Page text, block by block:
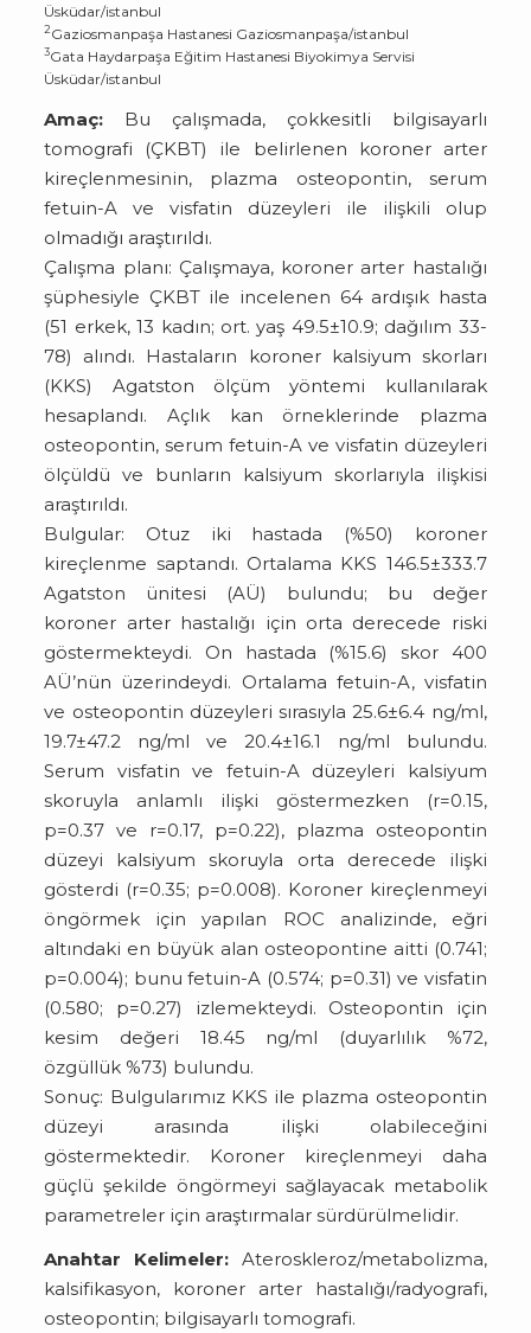
Üsküdar/istanbul
2Gaziosmanpaşa Hastanesi Gaziosmanpaşa/istanbul
3Gata Haydarpaşa Eğitim Hastanesi Biyokimya Servisi
Üsküdar/istanbul
Amaç: Bu çalışmada, çokkesitli bilgisayarlı
tomografi (ÇKBT) ile belirlenen koroner arter
kireçlenmesinin, plazma osteopontin, serum
fetuin-A ve visfatin düzeyleri ile ilişkili olup
olmadığı araştırıldı.
Ça­lış­ma pla­nı: Çalışmaya, koroner arter hastalığı
şüphesiyle ÇKBT ile incelenen 64 ardışık hasta
(51 erkek, 13 kadın; ort. yaş 49.5±10.9; dağılım 33-
78) alındı. Hastaların koroner kalsiyum skorları
(KKS) Agatston ölçüm yöntemi kullanılarak
hesaplandı. Açlık kan örneklerinde plazma
osteopontin, serum fetuin-A ve visfatin düzeyleri
ölçüldü ve bunların kalsiyum skorlarıyla ilişkisi
araştırıldı.
Bul­gu­lar: Otuz iki hastada (%50) koroner
kireçlenme saptandı. Ortalama KKS 146.5±333.7
Agatston ünitesi (AÜ) bulundu; bu değer
koroner arter hastalığı için orta derecede riski
göstermekteydi. On hastada (%15.6) skor 400
AÜ’nün üzerindeydi. Ortalama fetuin-A, visfatin
ve osteopontin düzeyleri sırasıyla 25.6±6.4 ng/ml,
19.7±47.2 ng/ml ve 20.4±16.1 ng/ml bulundu.
Serum visfatin ve fetuin-A düzeyleri kalsiyum
skoruyla anlamlı ilişki göstermezken (r=0.15,
p=0.37 ve r=0.17, p=0.22), plazma osteopontin
düzeyi kalsiyum skoruyla orta derecede ilişki
gösterdi (r=0.35; p=0.008). Koroner kireçlenmeyi
öngörmek için yapılan ROC analizinde, eğri
altındaki en büyük alan osteopontine aitti (0.741;
p=0.004); bunu fetuin-A (0.574; p=0.31) ve visfatin
(0.580; p=0.27) izlemekteydi. Osteopontin için
kesim değeri 18.45 ng/ml (duyarlılık %72,
özgüllük %73) bulundu.
So­nuç: Bulgularımız KKS ile plazma osteopontin
düzeyi arasında ilişki olabileceğini
göstermektedir. Koroner kireçlenmeyi daha
güçlü şekilde öngörmeyi sağlayacak metabolik
parametreler için araştırmalar sürdürülmelidir.
Anahtar Kelimeler: Ateroskleroz/metabolizma,
kalsifikasyon, koroner arter hastalığı/radyografi,
osteopontin; bilgisayarlı tomografi.